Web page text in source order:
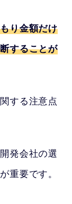
り金額だけ
することが
する注意点
発会社の選
重要です。